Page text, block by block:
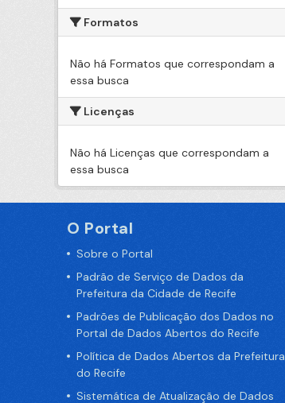
Formatos
Não há Formatos que correspondam a
essa busca
Licenças
Não há Licenças que correspondam a
essa busca
O Portal
Sobre o Portal
Padrão de Serviço de Dados da
Prefeitura da Cidade de Recife
Padrões de Publicação dos Dados no
Portal de Dados Abertos do Recife
Política de Dados Abertos da Prefeitura
do Recife
Sistemática de Atualização de Dados